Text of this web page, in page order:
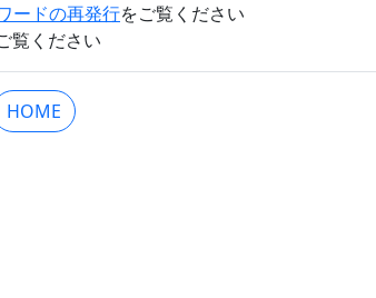
ードの再発行をご覧ください
覧ください
HOME